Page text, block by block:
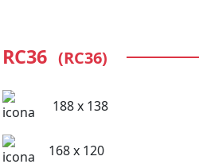
RC36 (RC36)
188 x 138
168 x 120